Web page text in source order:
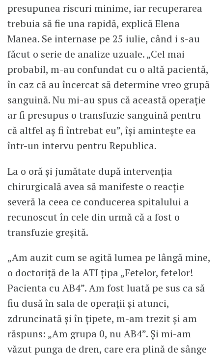
presupunea riscuri minime, iar recuperarea
trebuia să fie una rapidă, explică Elena
Manea. Se internase pe 25 iulie, când i s-au
făcut o serie de analize uzuale. „Cel mai
probabil, m-au confundat cu o altă pacientă,
în caz că au încercat să determine vreo grupă
sanguină. Nu mi-au spus că această operație
ar fi presupus o transfuzie sanguină pentru
că altfel aș fi întrebat eu”, își amintește ea
într-un intervu pentru Republica.
La o oră și jumătate după intervenția
chirurgicală avea să manifeste o reacție
severă la ceea ce conducerea spitalului a
recunoscut în cele din urmă că a fost o
transfuzie greșită.
„Am auzit cum se agită lumea pe lângă mine,
o doctoriță de la ATI țipa „Fetelor, fetelor!
Pacienta cu AB4”. Am fost luată pe sus ca să
fiu dusă în sala de operații și atunci,
zdruncinată și în țipete, m-am trezit și am
răspuns: „Am grupa 0, nu AB4”. Și mi-am
văzut punga de dren, care era plină de sânge